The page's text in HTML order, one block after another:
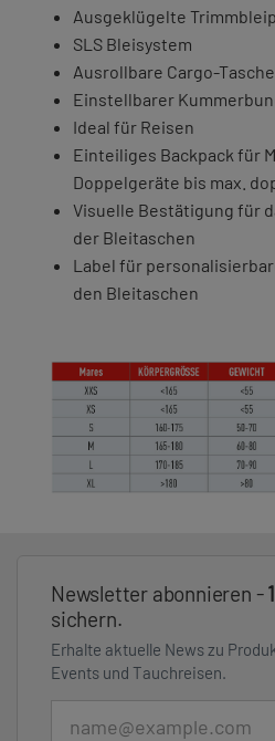
Ausgeklügelte
SLS Bleisystem
Ausrollbare Cargo-Tasche
Einstellbarer
Ideal für Reisen
Einteiliges Backpack für
Doppelgeräte bis max.
Visuelle Bestätigung für
der Bleitaschen
Label für
den Bleitaschen
Newsletter abonnieren -
sichern.
Erhalte aktuelle News zu
Events und Tauchreisen.